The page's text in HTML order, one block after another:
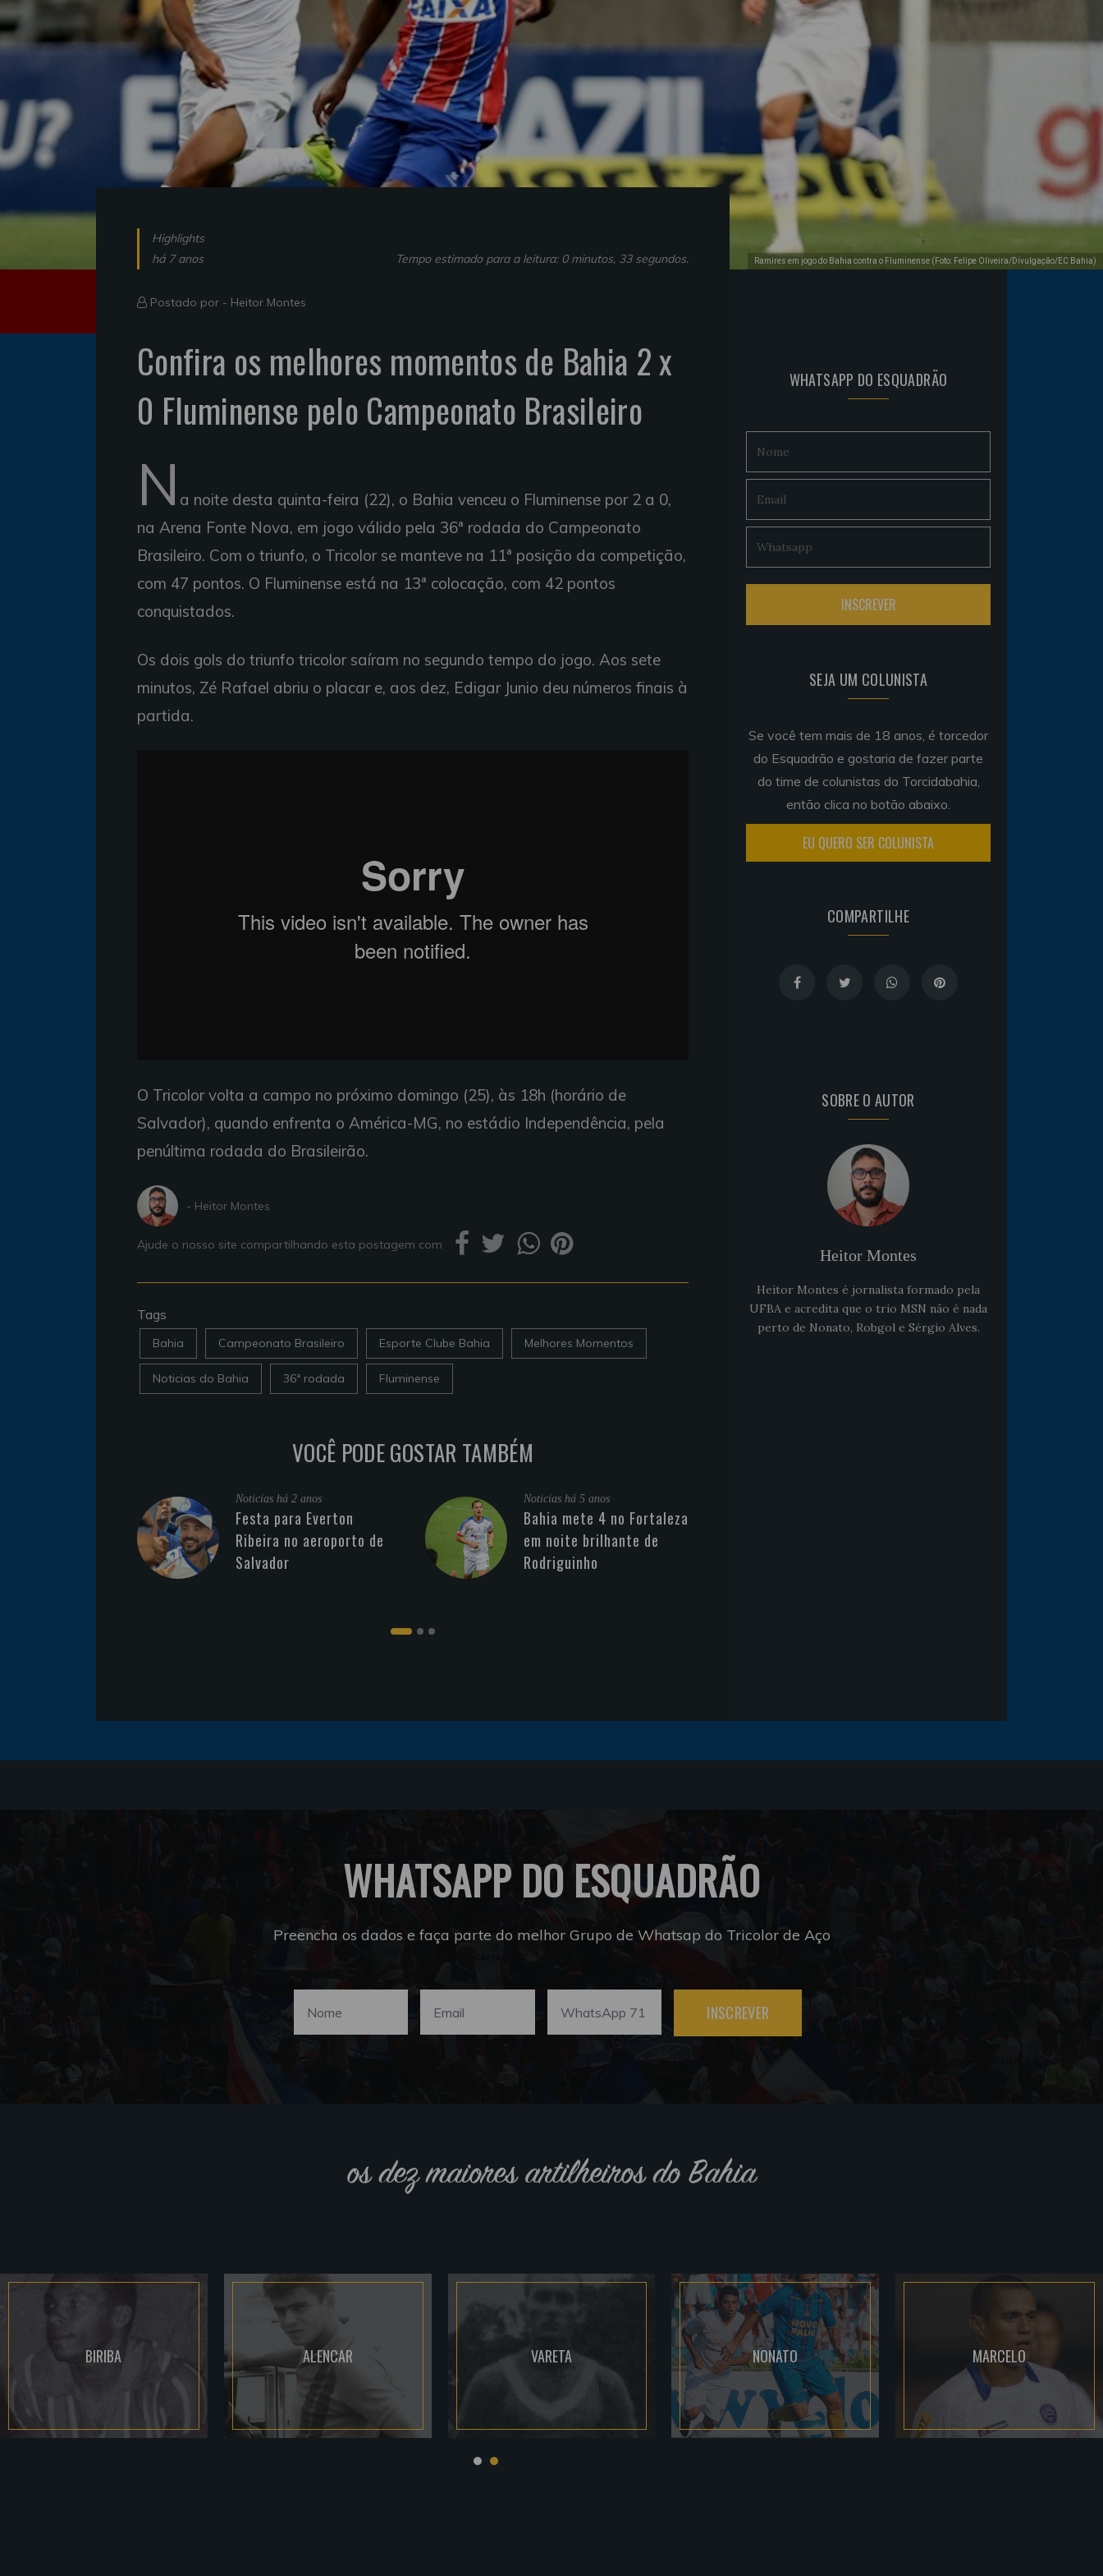
Ramires em jogo do Bahia contra o Fluminense (Foto: Felipe Oliveira/Divulgação/EC Bahia)
Highlights
há 7 anos
Tempo estimado para a leitura: 0 minutos, 33 segundos.
Postado por - Heitor Montes
Confira os melhores momentos de Bahia 2 x
0 Fluminense pelo Campeonato Brasileiro
N a noite desta quinta-feira (22), o Bahia venceu o Fluminense por 2 a 0,
na Arena Fonte Nova, em jogo válido pela 36ª rodada do Campeonato
Brasileiro. Com o triunfo, o Tricolor se manteve na 11ª posição da competição,
com 47 pontos. O Fluminense está na 13ª colocação, com 42 pontos
conquistados.
Os dois gols do triunfo tricolor saíram no segundo tempo do jogo. Aos sete
minutos, Zé Rafael abriu o placar e, aos dez, Edigar Junio deu números finais à
partida.
O Tricolor volta a campo no próximo domingo (25), às 18h (horário de
Salvador), quando enfrenta o América-MG, no estádio Independência, pela
penúltima rodada do Brasileirão.
- Heitor Montes
Ajude o nosso site compartilhando esta postagem com
Tags
Bahia Campeonato Brasileiro Esporte Clube Bahia Melhores Momentos
Noticias do Bahia 36ª rodada Fluminense
VOCÊ PODE GOSTAR TAMBÉM
Noticias há 2 anos
Festa para Everton
Ribeira no aeroporto de
Salvador
Noticias há 5 anos
Bahia mete 4 no Fortaleza
em noite brilhante de
Rodriguinho
WHATSAPP DO ESQUADRÃO
SEJA UM COLUNISTA
Se você tem mais de 18 anos, é torcedor
do Esquadrão e gostaria de fazer parte
do time de colunistas do Torcidabahia,
então clica no botão abaixo.
EU QUERO SER COLUNISTA
COMPARTILHE
SOBRE O AUTOR
Heitor Montes
Heitor Montes é jornalista formado pela
UFBA e acredita que o trio MSN não é nada
perto de Nonato, Robgol e Sérgio Alves.
WHATSAPP DO ESQUADRÃO
Preencha os dados e faça parte do melhor Grupo de Whatsap do Tricolor de Aço
INSCREVER
os dez maiores artilheiros do Bahia
BIRIBA ALENCAR VARETA NONATO MARCELO